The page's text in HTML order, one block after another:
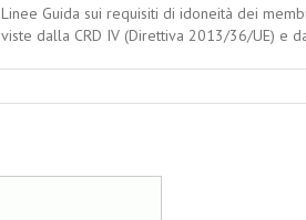
Guida sui requisiti di idoneità dei
dalla CRD IV (Direttiva 2013/36/UE) e